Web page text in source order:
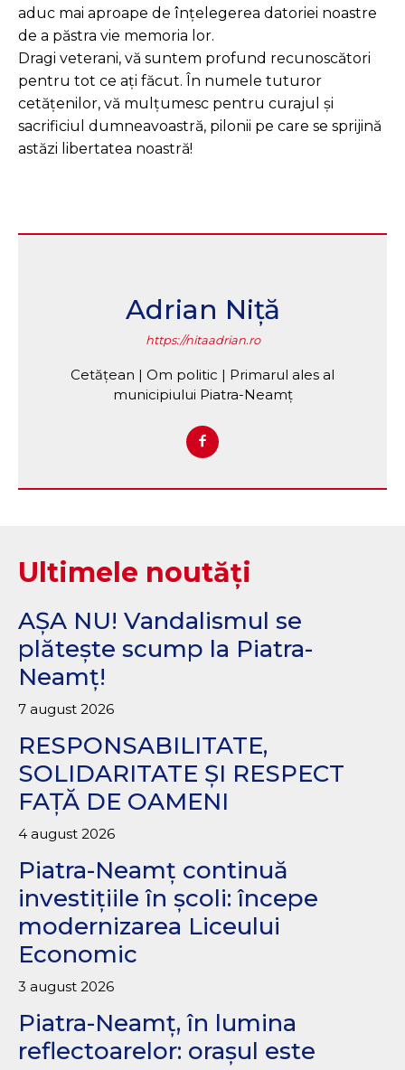
aduc mai aproape de înțelegerea datoriei noastre
de a păstra vie memoria lor.
Dragi veterani, vă suntem profund recunoscători
pentru tot ce ați făcut. În numele tuturor
cetățenilor, vă mulțumesc pentru curajul și
sacrificiul dumneavoastră, pilonii pe care se sprijină
astăzi libertatea noastră!
Adrian Niță
https://nitaadrian.ro
Cetățean | Om politic | Primarul ales al
municipiului Piatra-Neamț
Ultimele noutăți
AȘA NU! Vandalismul se
plătește scump la Piatra-
Neamț!
7 august 2026
RESPONSABILITATE,
SOLIDARITATE ȘI RESPECT
FAȚĂ DE OAMENI
4 august 2026
Piatra-Neamț continuă
investițiile în școli: începe
modernizarea Liceului
Economic
3 august 2026
Piatra-Neamț, în lumina
reflectoarelor: orașul este